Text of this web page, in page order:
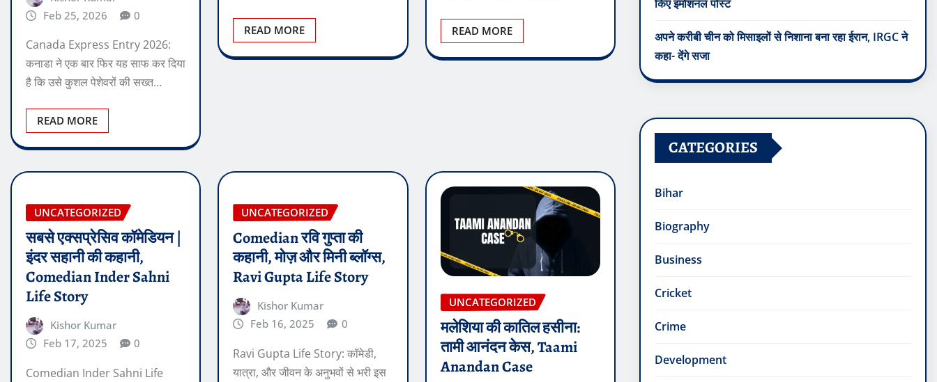
Feb 25, 2026
0
Canada Express Entry 2026:
कनाडा ने एक बार फिर यह साफ कर दिया
है कि उसे कुशल पेशेवरों की सख्त…
READ MORE
READ MORE READ MORE
UNCATEGORIZED
सबसे एक्सप्रेसिव कॉमेडियन |
इंदर सहानी की कहानी,
Comedian Inder Sahni
Life Story
Kishor Kumar
Feb 17, 2025
0
Comedian Inder Sahni Life
UNCATEGORIZED
Comedian रवि गुप्ता की
कहानी, मोज़ और मिनी ब्लॉग्स,
Ravi Gupta Life Story
Kishor Kumar
Feb 16, 2025
0
Ravi Gupta Life Story: कॉमेडी,
यात्रा, और जीवन के अनुभवों से भरी इस
UNCATEGORIZED
मलेशिया की कातिल हसीना:
तामी आनंदन केस, Taami
Anandan Case
किए इमोशनल पोस्ट
अपने करीबी चीन को मिसाइलों से निशाना बना रहा ईरान, IRGC ने
कहा- देंगे सजा
CATEGORIES
Bihar
Biography
Business
Cricket
Crime
Development